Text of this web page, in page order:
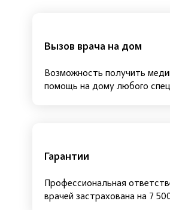
Вызов врача на дом
Возможность получить
помощь на дому любого
Гарантии
Профессиональная
врачей застрахована на 7